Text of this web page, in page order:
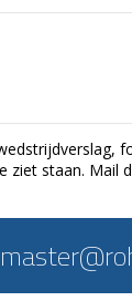
ziet staan. Mail